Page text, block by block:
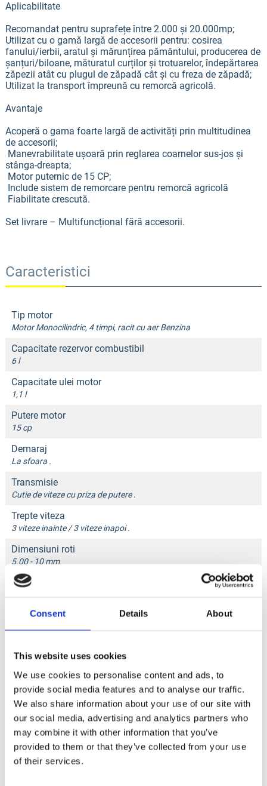
Consent Details About
This website uses cookies
We use cookies to personalise content and ads, to
provide social media features and to analyse our traffic.
We also share information about your use of our site with
our social media, advertising and analytics partners who
may combine it with other information that you’ve
provided to them or that they’ve collected from your use
of their services.
Aplicabilitate
Recomandat pentru suprafețe între 2.000 și 20.000mp;
Utilizat cu o gamă largă de accesorii pentru: cosirea
fanului/ierbii, aratul și mărunțirea pământului, producerea de
șanțuri/biloane, măturatul curților și trotuarelor, îndepărtarea
zăpezii atât cu plugul de zăpadă cât și cu freza de zăpadă;
Utilizat la transport împreună cu remorcă agricolă.
Avantaje
Acoperă o gama foarte largă de activități prin multitudinea
de accesorii;
Manevrabilitate ușoară prin reglarea coarnelor sus-jos și
stânga-dreapta;
Motor puternic de 15 CP;
Include sistem de remorcare pentru remorcă agricolă
Fiabilitate crescută.
Set livrare – Multifuncțional fără accesorii.
Caracteristici
Tip motor
Motor Monocilindric, 4 timpi, racit cu aer Benzina
Capacitate rezervor combustibil
6 l
Capacitate ulei motor
1,1 l
Putere motor
15 cp
Demaraj
La sfoara .
Transmisie
Cutie de viteze cu priza de putere .
Trepte viteza
3 viteze inainte / 3 viteze inapoi .
Dimensiuni roti
5.00 - 10 mm
Documentație tehnică
MANUAL DE UTILIZARE
DOCUMENTE TEHNICE